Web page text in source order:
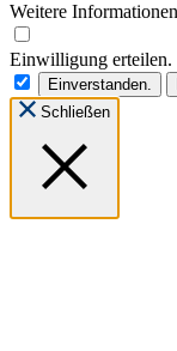
Weitere
Einwilligung erteilen.
Einverstanden.
Schließen